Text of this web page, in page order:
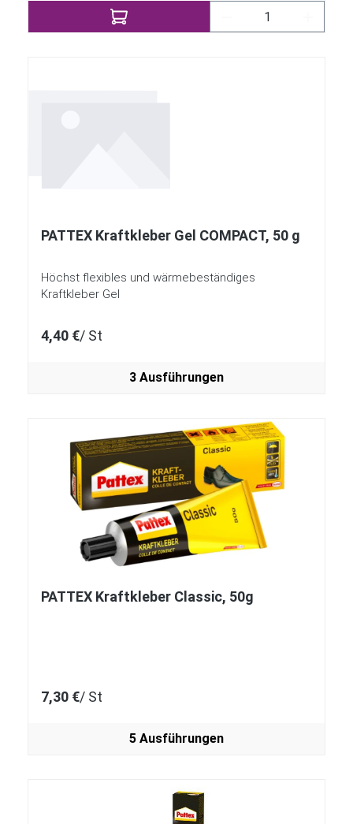
Produkt Anzahl:
PATTEX Kraftkleber Gel COMPACT, 50 g
Höchst flexibles und wärmebeständiges
Kraftkleber Gel
4,40 €/ St
3 Ausführungen
PATTEX Kraftkleber Classic, 50g
7,30 €/ St
5 Ausführungen